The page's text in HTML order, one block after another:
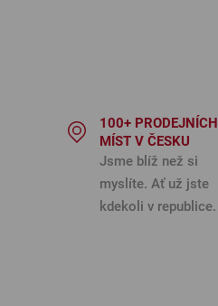
100+ PRODEJNÍCH
MÍST V ČESKU
Jsme blíž než si
myslíte. Ať už jste
kdekoli v republice.